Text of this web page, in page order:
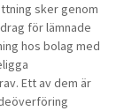
sker genom
för lämnade
hos bolag med
Ett av dem är